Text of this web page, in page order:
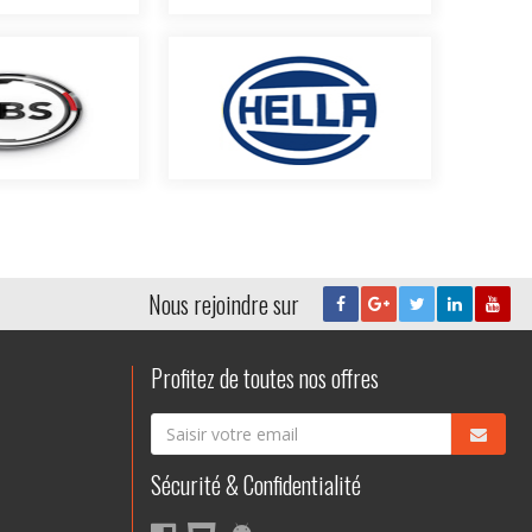
Nous rejoindre sur
Profitez de toutes nos offres
Sécurité & Confidentialité